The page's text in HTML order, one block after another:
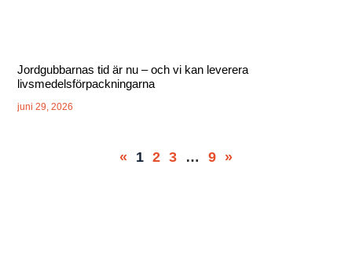
Jordgubbarnas tid är nu – och vi kan leverera
livsmedelsförpackningarna
juni 29, 2026
« 1 2 3 … 9 »